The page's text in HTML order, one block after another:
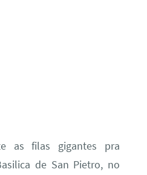
as filas gigantes pra
de San Pietro, no